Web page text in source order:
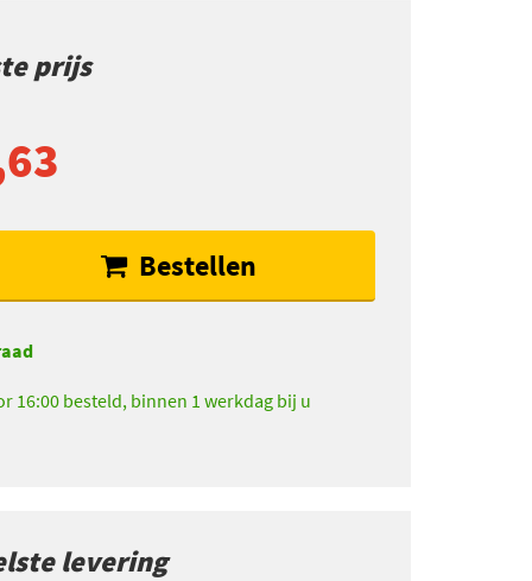
prijs
Bestellen
16:00 besteld, binnen 1 werkdag bij u
levering